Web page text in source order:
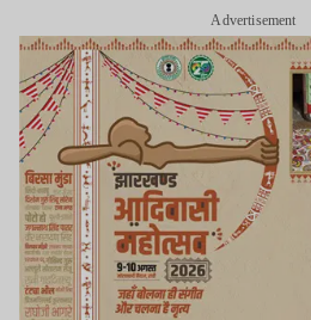
Advertisement